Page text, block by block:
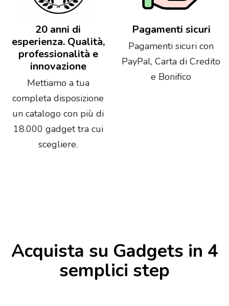
20 anni di
esperienza. Qualità,
professionalità e
innovazione
Mettiamo a tua
completa disposizione
un catalogo con più di
18.000 gadget tra cui
scegliere.
Pagamenti sicuri
Pagamenti sicuri con
PayPal, Carta di Credito
e Bonifico
Acquista su Gadgets in 4
semplici step